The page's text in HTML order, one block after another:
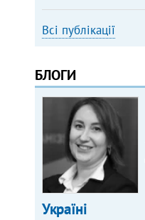
Всі публікації
БЛОГИ
Україні